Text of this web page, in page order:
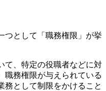
つとして「職務権限」が挙
て、特定の役職者などに対
職務権限が与えられている
務として制限をかけること